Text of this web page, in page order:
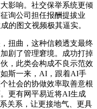
影响。社交保举系统更倾
询公司担任报酬提拔业
的图文视频极其逼实。
曲，这种信赖透支最终
剧了管理窘境。成功打掉
，此类会构成不良示范效
斯一来，AI，跟着AI手
社会的协做效率取善意根
更有网平易近将AI生成
关系，让更接地气、更具